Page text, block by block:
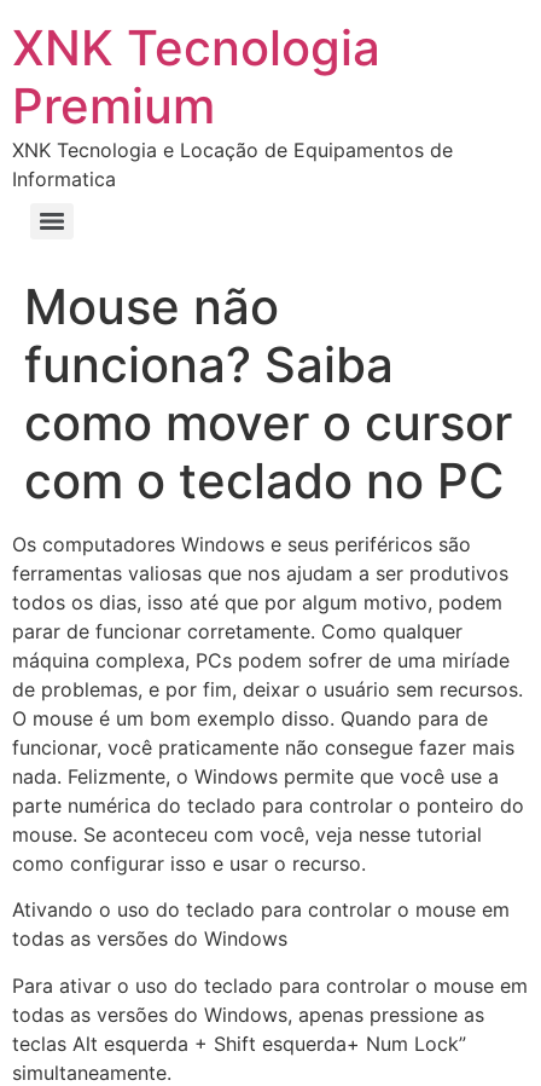
XNK Tecnologia
Premium
XNK Tecnologia e Locação de Equipamentos de
Informatica
Mouse não
funciona? Saiba
como mover o cursor
com o teclado no PC
Os computadores Windows e seus periféricos são
ferramentas valiosas que nos ajudam a ser produtivos
todos os dias, isso até que por algum motivo, podem
parar de funcionar corretamente. Como qualquer
máquina complexa, PCs podem sofrer de uma miríade
de problemas, e por fim, deixar o usuário sem recursos.
O mouse é um bom exemplo disso. Quando para de
funcionar, você praticamente não consegue fazer mais
nada. Felizmente, o Windows permite que você use a
parte numérica do teclado para controlar o ponteiro do
mouse. Se aconteceu com você, veja nesse tutorial
como configurar isso e usar o recurso.
Ativando o uso do teclado para controlar o mouse em
todas as versões do Windows
Para ativar o uso do teclado para controlar o mouse em
todas as versões do Windows, apenas pressione as
teclas Alt esquerda + Shift esquerda+ Num Lock”
simultaneamente.